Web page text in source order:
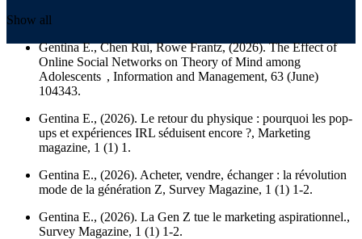
Show all
Gentina E., Chen Rui, Rowe Frantz, (2026). The Effect of
Online Social Networks on Theory of Mind among
Adolescents , Information and Management, 63 (June)
104343.
Gentina E., (2026). Le retour du physique : pourquoi les pop-
ups et expériences IRL séduisent encore ?, Marketing
magazine, 1 (1) 1.
Gentina E., (2026). Acheter, vendre, échanger : la révolution
mode de la génération Z, Survey Magazine, 1 (1) 1-2.
Gentina E., (2026). La Gen Z tue le marketing aspirationnel.,
Survey Magazine, 1 (1) 1-2.